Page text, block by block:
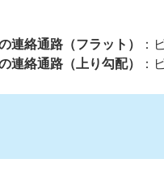
連絡通路（フラット）
：
連絡通路（上り勾配）
：